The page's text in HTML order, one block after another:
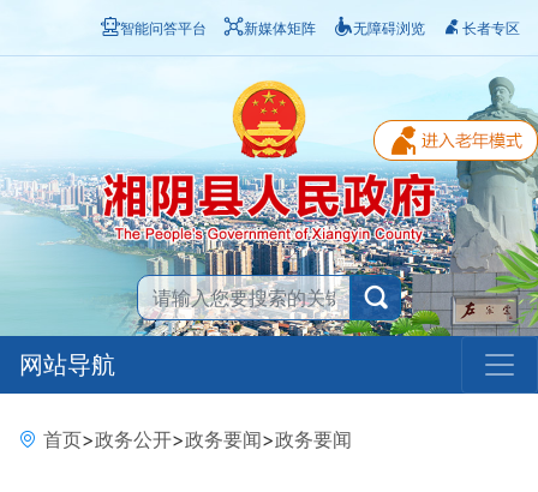
智能问答平台 新媒体矩阵 无障碍浏览 长者专区
网站导航
首页>政务公开>政务要闻>政务要闻